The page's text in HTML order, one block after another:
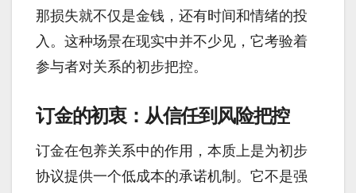
那损失就不仅是金钱，还有时间和情绪的投
入。这种场景在现实中并不少见，它考验着
参与者对关系的初步把控。
订金的初衷：从信任到风险把控
订金在包养关系中的作用，本质上是为初步
协议提供一个低成本的承诺机制。它不是强